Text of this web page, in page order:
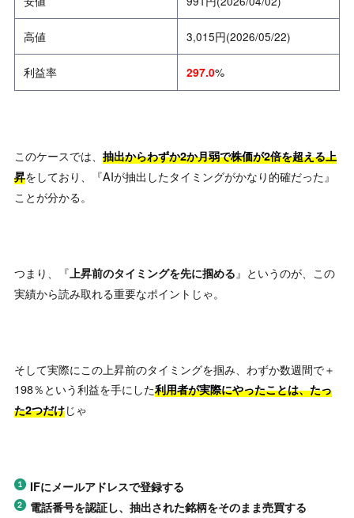
高値 3,015円(2026/05/22)
利益率 297.0%
このケースでは、 抽出からわずか2か月弱で株価が2倍を超える上
昇をしており、『AIが抽出したタイミングがかなり的確だった』
ことが分かる。
つまり、『上昇前のタイミングを先に掴める 』というのが、この
実績から読み取れる重要なポイントじゃ。
そして実際にこの上昇前のタイミングを掴み、わずか数週間で＋
198％という利益を手にした利用者が実際にやったことは、たっ
た2つだけじゃ
IFにメールアドレスで登録する
電話番号を認証し、抽出された銘柄をそのまま売買する